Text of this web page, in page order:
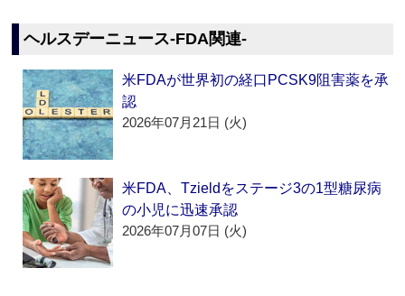
ヘルスデーニュース‐FDA関連‐
米FDAが世界初の経口PCSK9阻害薬を承
認
2026年07月21日 (火)
米FDA、Tzieldをステージ3の1型糖尿病
の小児に迅速承認
2026年07月07日 (火)